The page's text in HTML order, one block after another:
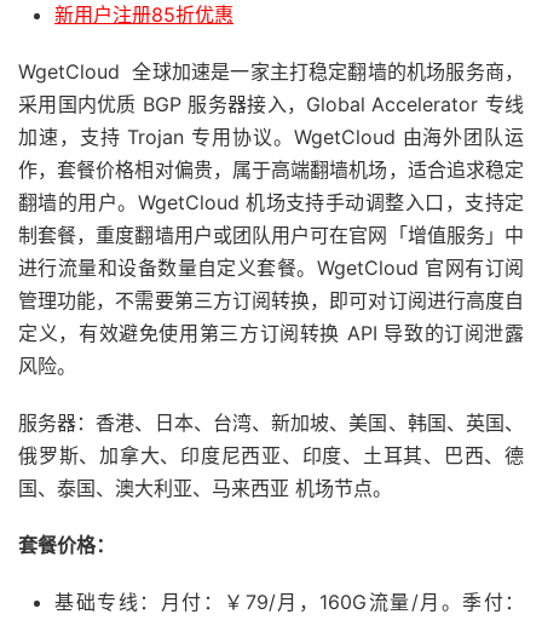
新用户注册85折优惠
WgetCloud 全球加速是一家主打稳定翻墙的机场服务商，
采用国内优质 BGP 服务器接入，Global Accelerator 专线
加速，支持 Trojan 专用协议。WgetCloud 由海外团队运
作，套餐价格相对偏贵，属于高端翻墙机场，适合追求稳定
翻墙的用户。WgetCloud 机场支持手动调整入口，支持定
制套餐，重度翻墙用户或团队用户可在官网「增值服务」中
进行流量和设备数量自定义套餐。WgetCloud 官网有订阅
管理功能，不需要第三方订阅转换，即可对订阅进行高度自
定义，有效避免使用第三方订阅转换 API 导致的订阅泄露
风险。
服务器：香港、日本、台湾、新加坡、美国、韩国、英国、
俄罗斯、加拿大、印度尼西亚、印度、土耳其、巴西、德
国、泰国、澳大利亚、马来西亚 机场节点。
套餐价格：
基础专线：月付：￥79/月，160G流量/月。季付：